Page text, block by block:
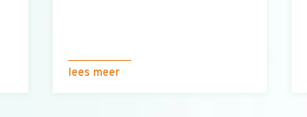
lees meer